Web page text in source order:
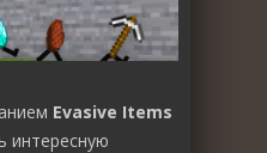
Evasive Items
интересную